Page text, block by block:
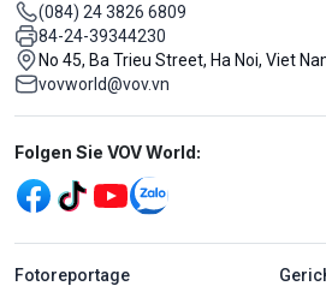
(084) 24 3826 6809
84-24-39344230
No 45, Ba Trieu Street, Ha Noi, Viet
vovworld@vov.vn
Mạng xã hội
Folgen Sie VOV World:
menu footer tiếng Đức
Fotoreportage